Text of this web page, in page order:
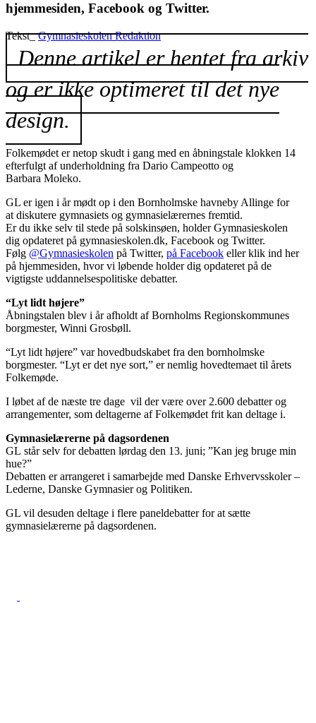
hjemmesiden, Facebook og Twitter.
Tekst_Gymnasieskolen Redaktion
Denne artikel er hentet fra arkiv
og er ikke optimeret til det nye
design.
Folkemødet er netop skudt i gang med en åbningstale klokken 14
efterfulgt af underholdning fra Dario Campeotto og
Barbara Moleko.
GL er igen i år mødt op i den Bornholmske havneby Allinge for
at diskutere gymnasiets og gymnasielærernes fremtid.
Er du ikke selv til stede på solskinsøen, holder Gymnasieskolen
dig opdateret på gymnasieskolen.dk, Facebook og Twitter.
Følg @Gymnasieskolen på Twitter, på Facebook eller klik ind her
på hjemmesiden, hvor vi løbende holder dig opdateret på de
vigtigste uddannelsespolitiske debatter.
“Lyt lidt højere”
Åbningstalen blev i år afholdt af Bornholms Regionskommunes
borgmester, Winni Grosbøll.
“Lyt lidt højere” var hovedbudskabet fra den bornholmske
borgmester. “Lyt er det nye sort,” er nemlig hovedtemaet til årets
Folkemøde.
I løbet af de næste tre dage vil der være over 2.600 debatter og
arrangementer, som deltagerne af Folkemødet frit kan deltage i.
Gymnasielærerne på dagsordenen
GL står selv for debatten lørdag den 13. juni; ”Kan jeg bruge min
hue?”
Debatten er arrangeret i samarbejde med Danske Erhvervsskoler –
Lederne, Danske Gymnasier og Politiken.
GL vil desuden deltage i flere paneldebatter for at sætte
gymnasielærerne på dagsordenen.